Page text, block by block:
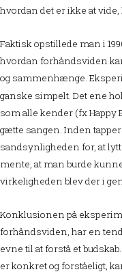
hvordan det er ikke at vide,
Faktisk opstillede man i
hvordan forhåndsviden
og sammenhænge.
ganske simpelt. Det ene
som alle kender (fx Happy
gætte sangen. Inden
sandsynligheden for, at
mente, at man burde
virkeligheden blev der i
Konklusionen på
forhåndsviden, har en
evne til at forstå et
er konkret og forståeligt,